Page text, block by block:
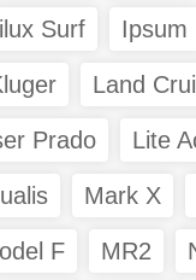
Surf Ipsum
Land
Prado Lite
Mark X
F MR2